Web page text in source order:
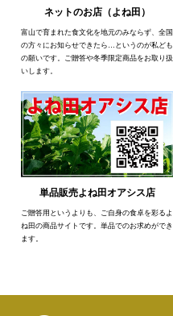
ネットのお店（よね田）
富山で育まれた食文化を地元のみならず、全国
の方々にお知らせできたら…というのが私ども
の願いです。ご贈答や冬季限定商品をお取り扱
いします。
単品販売よね田オアシス店
ご贈答用というよりも、ご自身の食卓を彩るよ
ね田の商品サイトです。単品でのお求めができ
ます。